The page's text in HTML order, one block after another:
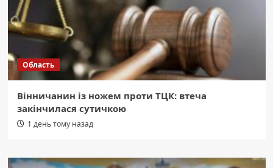
Область
Вінничанин із ножем проти ТЦК: втеча
закінчилася сутичкою
1 день тому назад